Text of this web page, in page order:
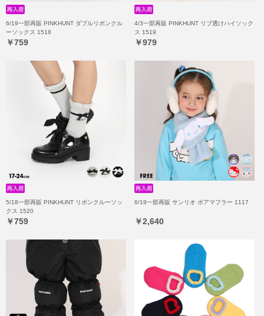
6/19一部再販 PINKHUNT ダブルリボンクル
ーソックス 1518
￥759
4/3一部再販 PINKHUNT リブ透けハイソック
ス 1519
￥979
5/18一部再販 PINKHUNT リボンクルーソッ
クス 1520
￥759
6/19一部再販 サンリオ ボアマフラー 1117
￥2,640